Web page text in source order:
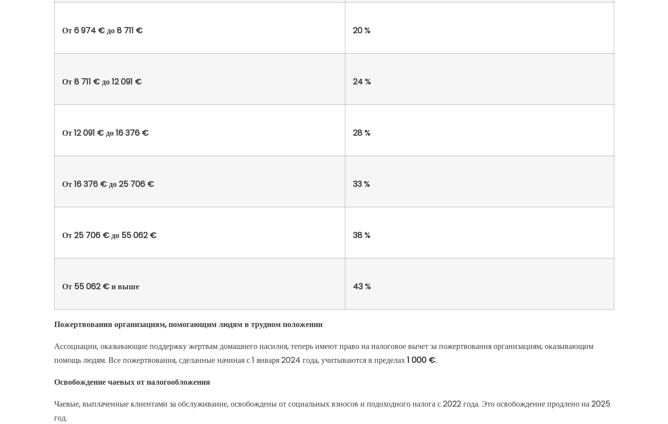
От 6 974 € до 8 711 € 20 %
От 8 711 € до 12 091 € 24 %
От 12 091 € до 16 376 € 28 %
От 16 376 € до 25 706 € 33 %
От 25 706 € до 55 062 € 38 %
От 55 062 € и выше 43 %
Пожертвования организациям, помогающим людям в трудном положении
Ассоциации, оказывающие поддержку жертвам домашнего насилия, теперь имеют право на налоговое вычет за пожертвования организациям, оказывающим
помощь людям. Все пожертвования, сделанные начиная с 1 января 2024 года, учитываются в пределах1 000 €.
Освобождение чаевых от налогообложения
Чаевые, выплаченные клиентами за обслуживание, освобождены от социальных взносов и подоходного налога с 2022 года. Это освобождение продлено на 2025
год.